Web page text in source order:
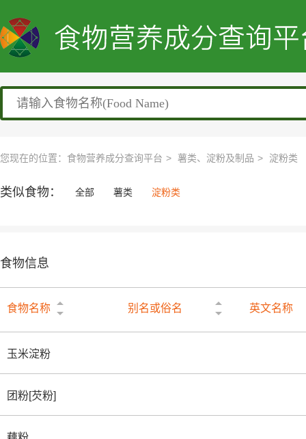
您现在的位置： 食物营养成分查询平台 薯类、淀粉及制品 淀粉类
类似食物： 全部 薯类 淀粉类
食物信息
食物名称 别名或俗名 英文名称
玉米淀粉
团粉[芡粉]